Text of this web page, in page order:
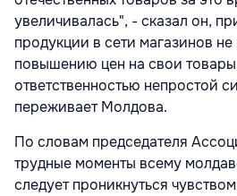
увеличивалась", - сказал он,
продукции в сети магазинов не
повышению цен на свои
ответственностью непростой
переживает Молдова.
По словам председателя
трудные моменты всему
следует проникнуться